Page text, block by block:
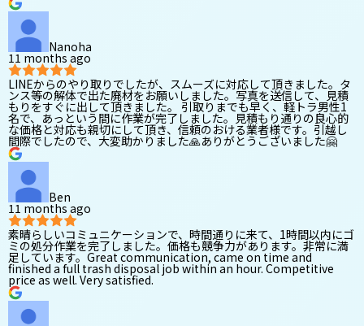
Nanoha
11 months ago
LINEからのやり取りでしたが、スムーズに対応して頂きました。タ
ンス等の解体で出た廃材をお願いしました。写真を送信して、見積
もりをすぐに出して頂きました。 引取りまでも早く、軽トラ男性1
名で、あっという間に作業が完了しました。見積もり通りの良心的
な価格と対応も親切にして頂き、信頼のおける業者様です。引越し
間際でしたので、大変助かりました🙏ありがとうございました🤗
Ben
11 months ago
素晴らしいコミュニケーションで、時間通りに来て、1時間以内にゴ
ミの処分作業を完了しました。価格も競争力があります。非常に満
足しています。Great communication, came on time and
finished a full trash disposal job within an hour. Competitive
price as well. Very satisfied.